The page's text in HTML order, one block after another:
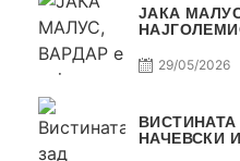
ЈАКА
29/05/2026
НАЧЕВСКИ